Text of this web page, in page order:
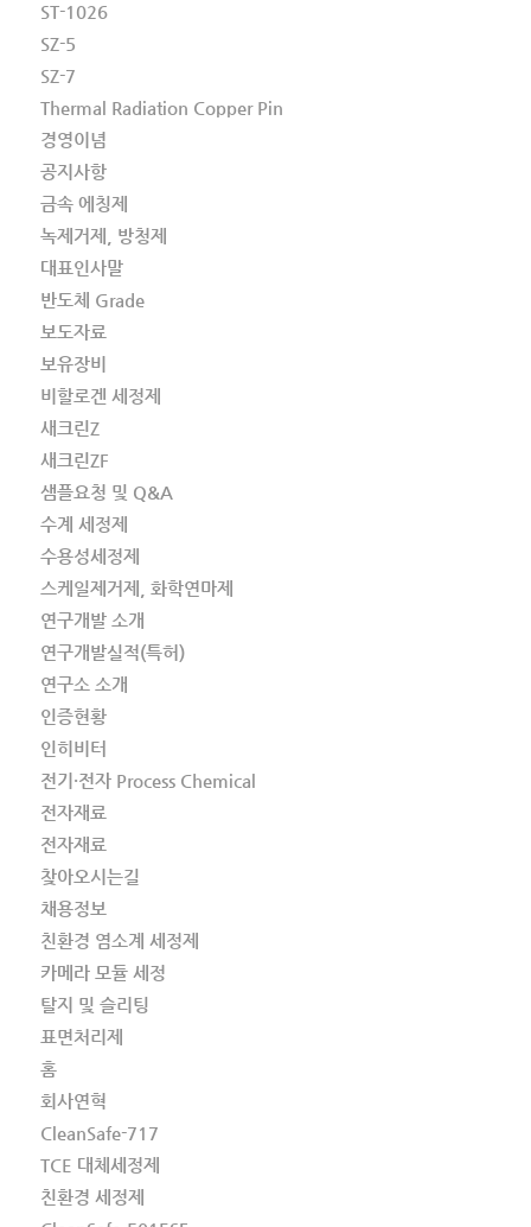
ST-1026
SZ-5
SZ-7
Thermal Radiation Copper Pin
경영이념
공지사항
금속 에칭제
녹제거제, 방청제
대표인사말
반도체 Grade
보도자료
보유장비
비할로겐 세정제
새크린Z
새크린ZF
샘플요청 및 Q&A
수계 세정제
수용성세정제
스케일제거제, 화학연마제
연구개발 소개
연구개발실적(특허)
연구소 소개
인증현황
인히비터
전기·전자 Process Chemical
전자재료
전자재료
찾아오시는길
채용정보
친환경 염소계 세정제
카메라 모듈 세정
탈지 및 슬리팅
표면처리제
홈
회사연혁
CleanSafe-717
TCE 대체세정제
친환경 세정제